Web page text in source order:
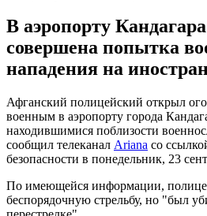
В аэропорту
совершена попытка
нападения на
Афганский полицейский открыл
военным в аэропорту города
находившимися поблизости
сообщил телеканал Ariana со
безопасности в понедельник, 23
По имеющейся информации,
беспорядочную стрельбу, но "был